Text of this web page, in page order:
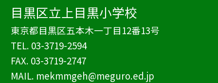
目黒区立上目黒小学校
東京都目黒区五本木一丁目12番13号
TEL. 03-3719-2594
FAX. 03-3719-2747
MAIL. mekmmgeh@meguro.ed.jp